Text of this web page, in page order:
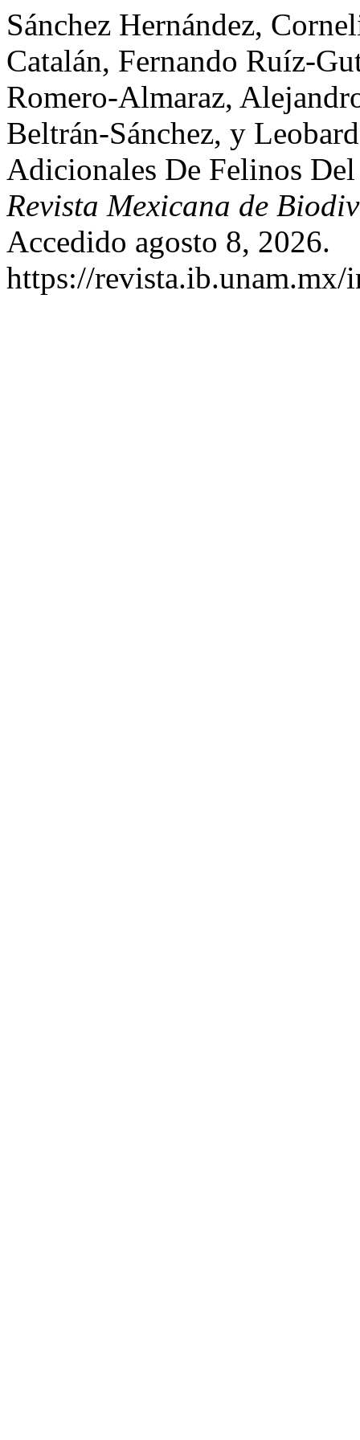
Sánchez Hernández,
Catalán, Fernando Ruíz-
Romero-Almaraz,
Beltrán-Sánchez, y
Adicionales De Felinos
Revista Mexicana de
Accedido agosto 8, 2026.
https://